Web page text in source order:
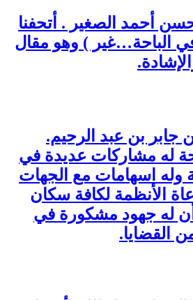
حسن أحمد الصغير . أتحفنا
الباحة…غير ) وهو مقال
جابر بن عبد الرحيم.
له مشاركات عديدة في
وله اسهامات مع الجهات
الأنظمة لكافة سكان
أن له جهود مشكورة في
القضايا.